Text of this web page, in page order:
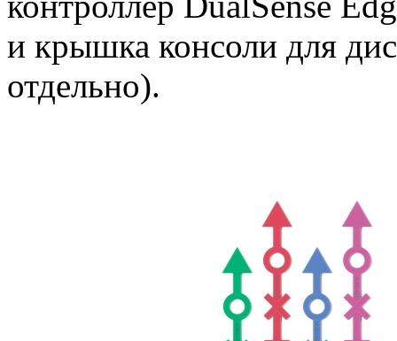
и крышка консоли для
отдельно).